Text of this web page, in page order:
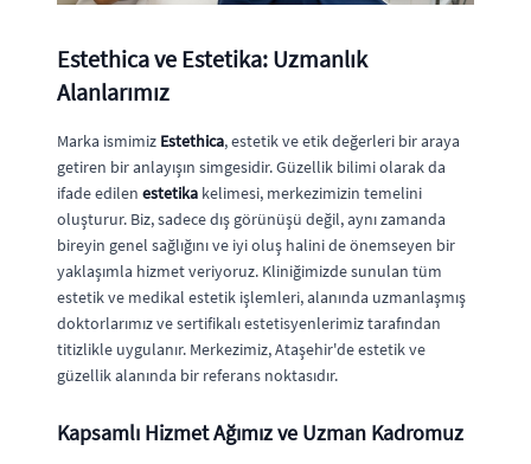
Estethica ve Estetika: Uzmanlık
Alanlarımız
Marka ismimiz Estethica, estetik ve etik değerleri bir araya
getiren bir anlayışın simgesidir. Güzellik bilimi olarak da
ifade edilen estetika kelimesi, merkezimizin temelini
oluşturur. Biz, sadece dış görünüşü değil, aynı zamanda
bireyin genel sağlığını ve iyi oluş halini de önemseyen bir
yaklaşımla hizmet veriyoruz. Kliniğimizde sunulan tüm
estetik ve medikal estetik işlemleri, alanında uzmanlaşmış
doktorlarımız ve sertifikalı estetisyenlerimiz tarafından
titizlikle uygulanır. Merkezimiz, Ataşehir'de estetik ve
güzellik alanında bir referans noktasıdır.
Kapsamlı Hizmet Ağımız ve Uzman Kadromuz